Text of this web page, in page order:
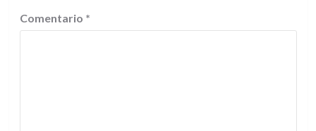
Comentario *